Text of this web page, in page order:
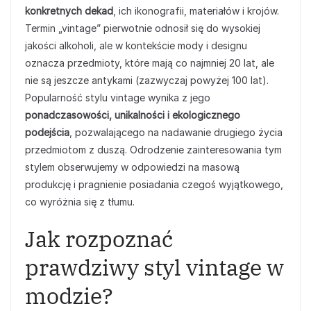
konkretnych dekad , ich ikonografii, materiałów i krojów.
Termin „vintage” pierwotnie odnosił się do wysokiej
jakości alkoholi, ale w kontekście mody i designu
oznacza przedmioty, które mają co najmniej 20 lat, ale
nie są jeszcze antykami (zazwyczaj powyżej 100 lat).
Popularność stylu vintage wynika z jego
ponadczasowości, unikalności i ekologicznego
podejścia , pozwalającego na nadawanie drugiego życia
przedmiotom z duszą. Odrodzenie zainteresowania tym
stylem obserwujemy w odpowiedzi na masową
produkcję i pragnienie posiadania czegoś wyjątkowego,
co wyróżnia się z tłumu.
Jak rozpoznać
prawdziwy styl vintage w
modzie?